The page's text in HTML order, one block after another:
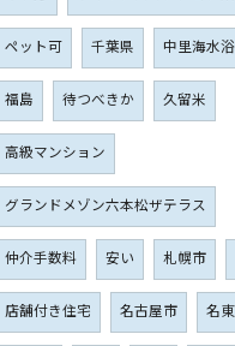
ペット可 千葉県 中里海水
福島 待つべきか 久留米
高級マンション
グランドメゾン六本松ザテラス
仲介手数料 安い 札幌市
店舗付き住宅 名古屋市 名